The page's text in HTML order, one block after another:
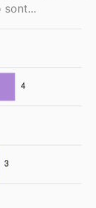
sont...